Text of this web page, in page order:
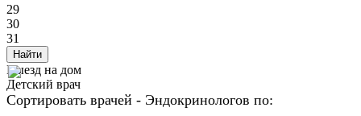
29
30
31
Найти
Выезд на дом
Детский врач
Сортировать врачей - Эндокринологов по: